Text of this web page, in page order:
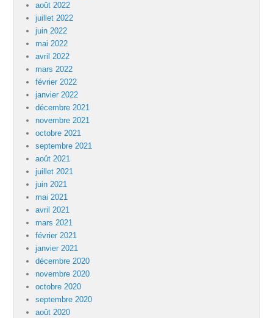
août 2022
juillet 2022
juin 2022
mai 2022
avril 2022
mars 2022
février 2022
janvier 2022
décembre 2021
novembre 2021
octobre 2021
septembre 2021
août 2021
juillet 2021
juin 2021
mai 2021
avril 2021
mars 2021
février 2021
janvier 2021
décembre 2020
novembre 2020
octobre 2020
septembre 2020
août 2020